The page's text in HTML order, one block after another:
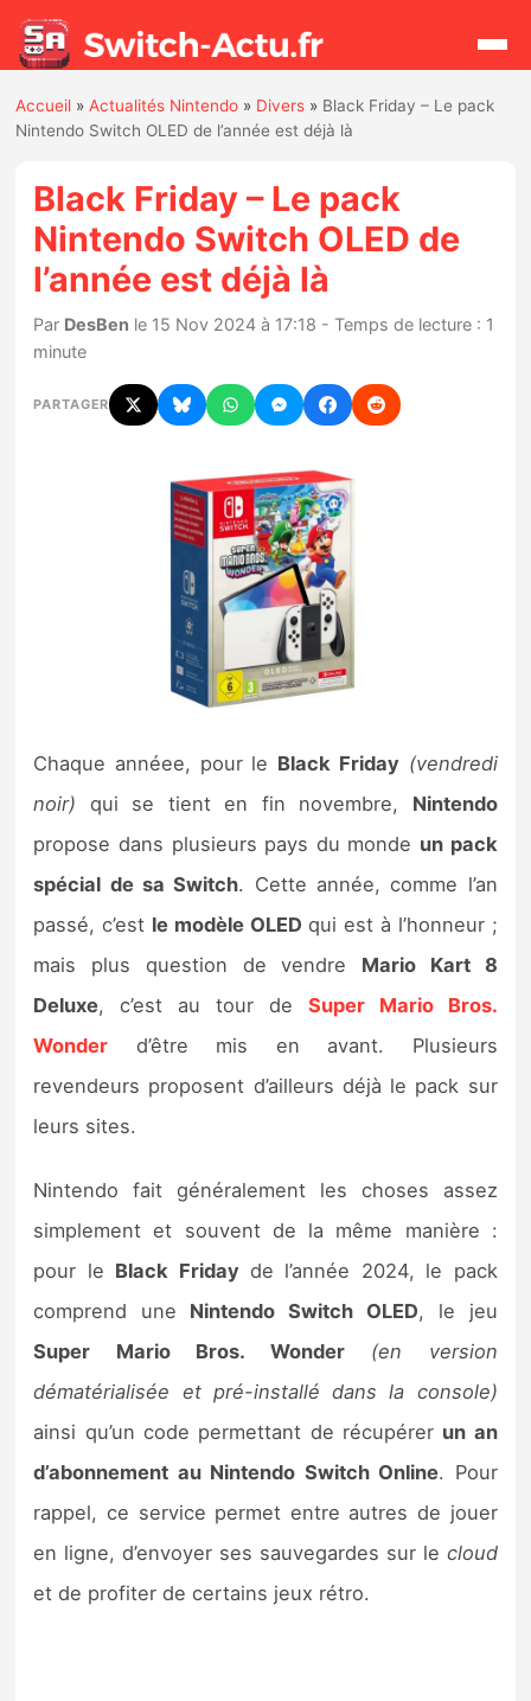
Actualités
Jeux
Hardware
Mises à jour
Nintendo Direct
Tests et previews
Tests de jeux
Tests d’accessoires
Previews
Précommandes
Précommandes jeux Switch 2
Sorties de jeux
Guides
Accueil »Actualités Nintendo » Divers » Black Friday – Le pack
Nintendo Switch OLED de l’année est déjà là
Black Friday – Le pack
Nintendo Switch OLED de
l’année est déjà là
Par DesBen le 15 Nov 2024 à 17:18 - Temps de lecture : 1
minute
PARTAGER
Chaque annéee, pour le Black Friday (vendredi
noir) qui se tient en fin novembre, Nintendo
propose dans plusieurs pays du monde un pack
spécial de sa Switch. Cette année, comme l’an
passé, c’est le modèle OLED qui est à l’honneur ;
mais plus question de vendre Mario Kart 8
Deluxe, c’est au tour de Super Mario Bros.
Wonder d’être mis en avant. Plusieurs
revendeurs proposent d’ailleurs déjà le pack sur
leurs sites.
Nintendo fait généralement les choses assez
simplement et souvent de la même manière :
pour le Black Fridayde l’année 2024, le pack
comprend une Nintendo Switch OLED, le jeu
Super Mario Bros. Wonder
(en version
dématérialisée et pré-installé dans la console)
ainsi qu’un code permettant de récupérer un an
d’abonnement au Nintendo Switch Online. Pour
rappel, ce service permet entre autres de jouer
en ligne, d’envoyer ses sauvegardes sur le cloud
et de profiter de certains jeux rétro.